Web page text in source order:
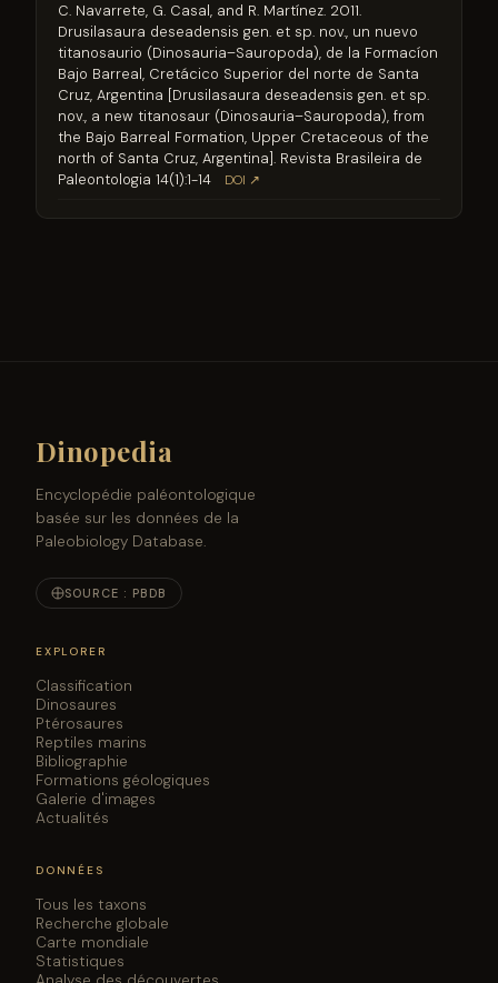
C. Navarrete, G. Casal, and R. Martínez. 2011.
Drusilasaura deseadensis gen. et sp. nov., un nuevo
titanosaurio (Dinosauria–Sauropoda), de la Formacíon
Bajo Barreal, Cretácico Superior del norte de Santa
Cruz, Argentina [Drusilasaura deseadensis gen. et sp.
nov., a new titanosaur (Dinosauria–Sauropoda), from
the Bajo Barreal Formation, Upper Cretaceous of the
north of Santa Cruz, Argentina]. Revista Brasileira de
Paleontologia 14(1):1-14
DOI ↗
Dinopedia
Encyclopédie paléontologique
basée sur les données de la
Paleobiology Database.
SOURCE : PBDB
EXPLORER
Classification
Dinosaures
Ptérosaures
Reptiles marins
Bibliographie
Formations géologiques
Galerie d'images
Actualités
DONNÉES
Tous les taxons
Recherche globale
Carte mondiale
Statistiques